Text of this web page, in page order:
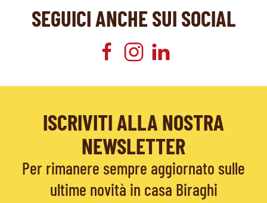
SEGUICI ANCHE SUI SOCIAL
ISCRIVITI ALLA NOSTRA
NEWSLETTER
Per rimanere sempre aggiornato sulle
ultime novità in casa Biraghi